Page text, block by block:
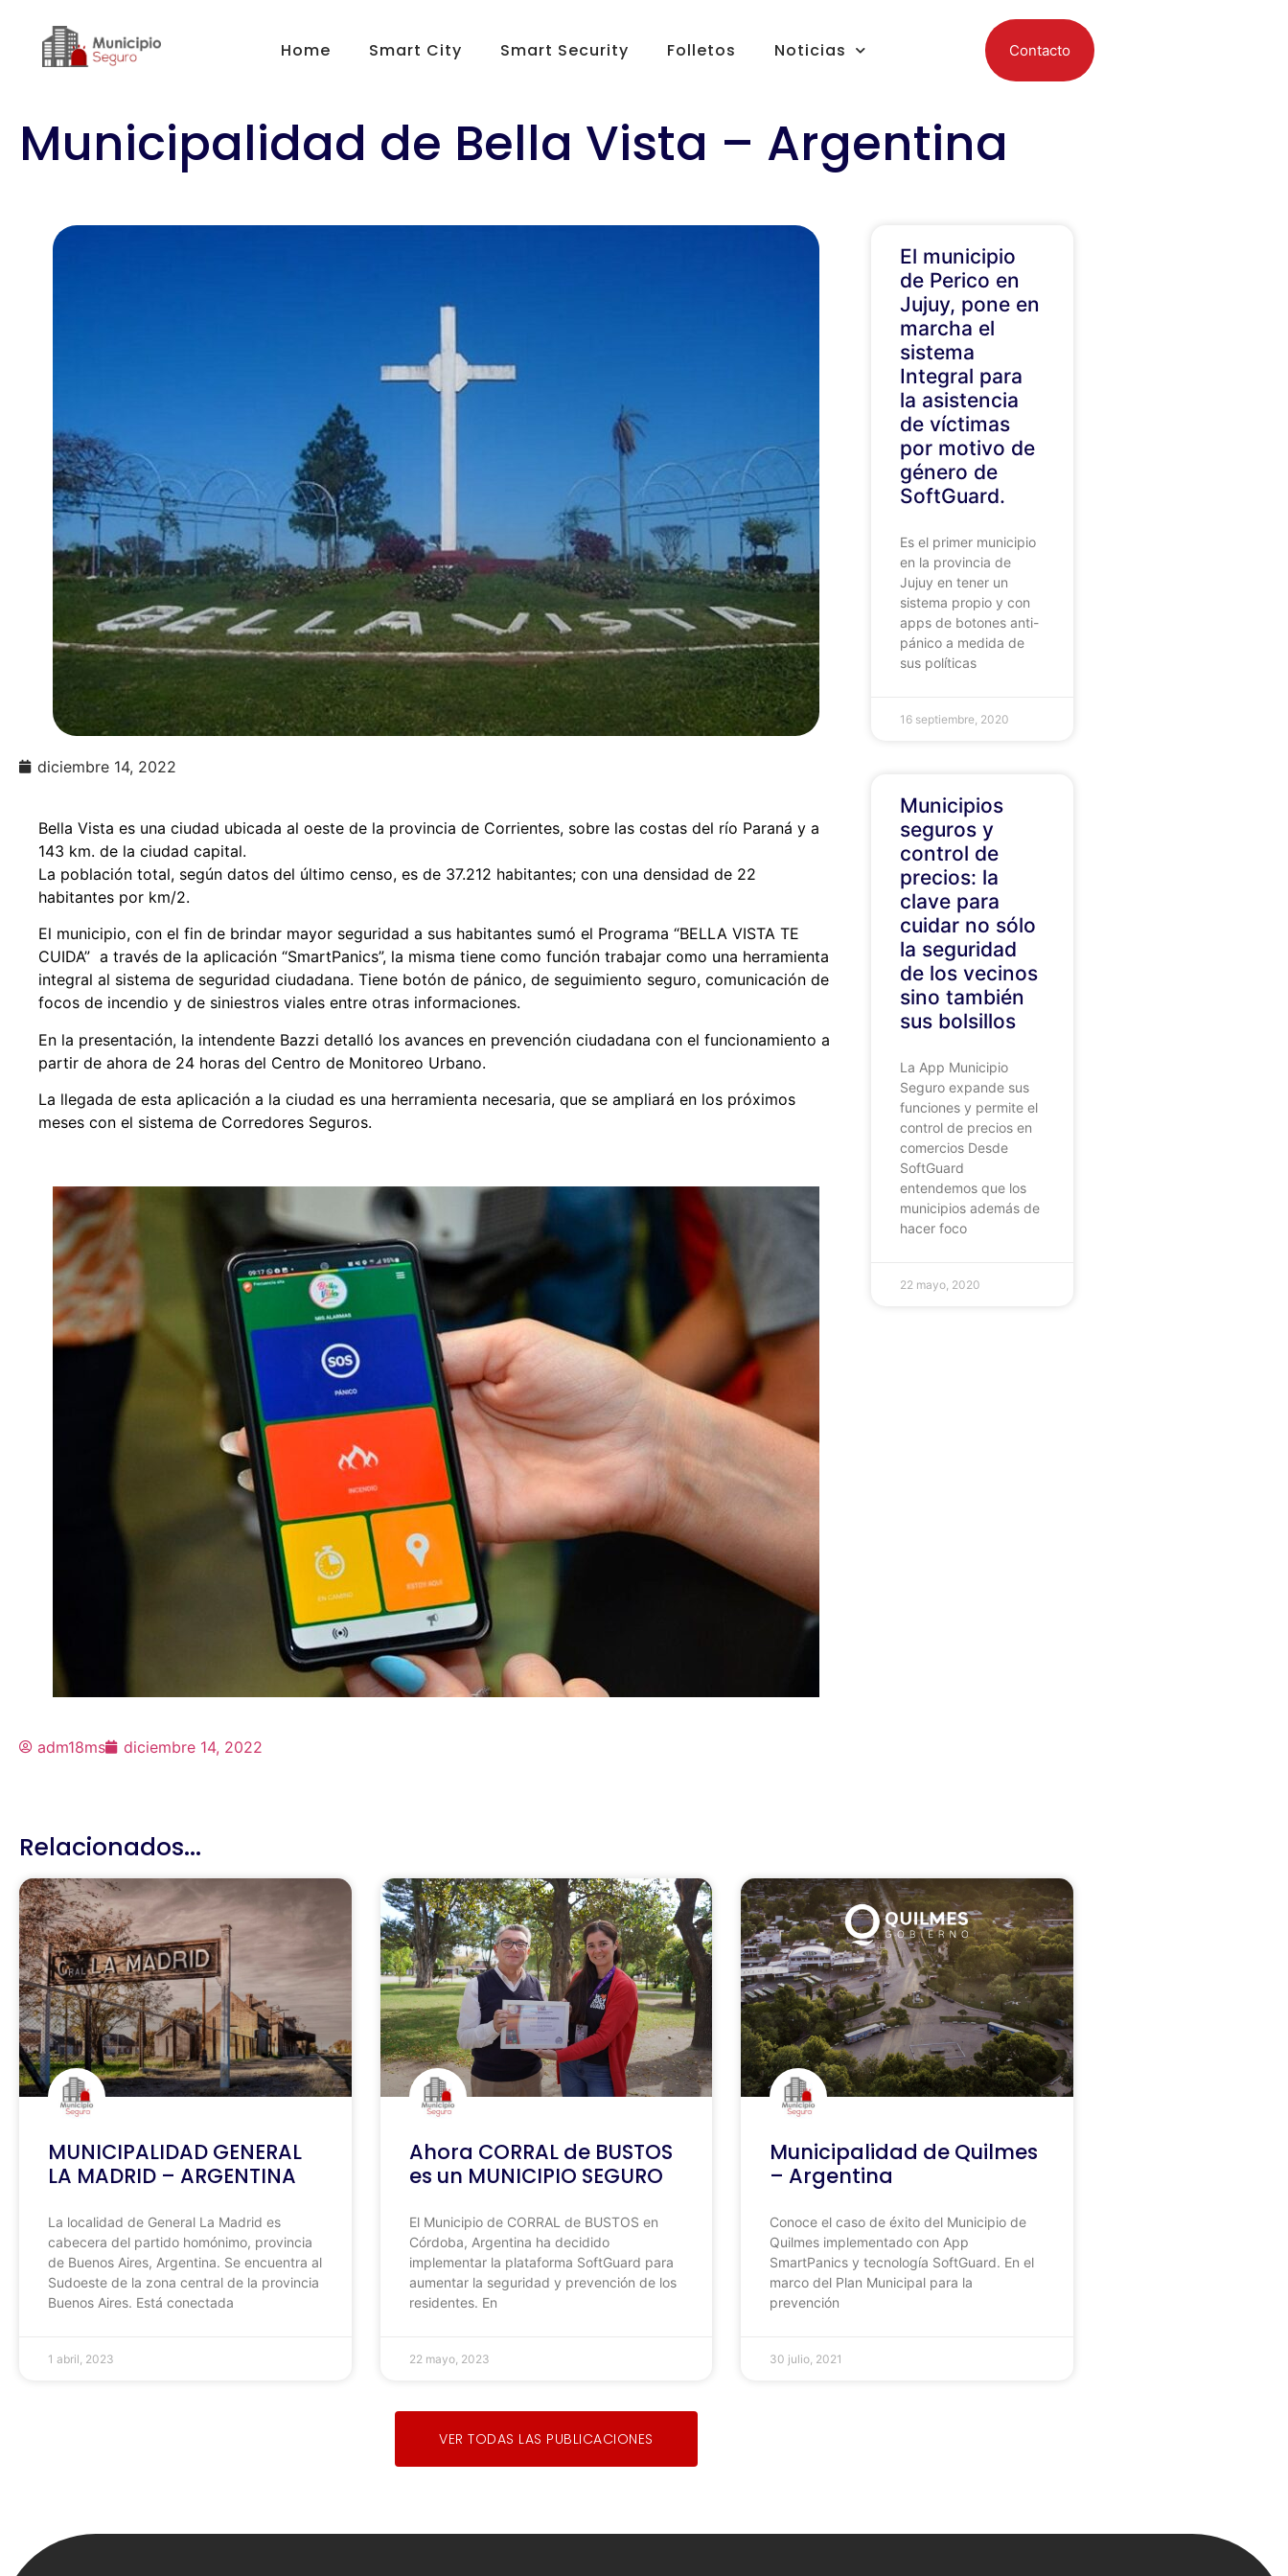
Home Smart City Smart Security Folletos Noticias Contacto
Municipalidad de Bella Vista – Argentina
diciembre 14, 2022
Bella Vista es una ciudad ubicada al oeste de la provincia de Corrientes, sobre las costas del río Paraná y a
143 km. de la ciudad capital.
La población total, según datos del último censo, es de 37.212 habitantes; con una densidad de 22
habitantes por km/2.
El municipio, con el fin de brindar mayor seguridad a sus habitantes sumó el Programa “BELLA VISTA TE
CUIDA” a través de la aplicación “SmartPanics”, la misma tiene como función trabajar como una herramienta
integral al sistema de seguridad ciudadana. Tiene botón de pánico, de seguimiento seguro, comunicación de
focos de incendio y de siniestros viales entre otras informaciones.
En la presentación, la intendente Bazzi detalló los avances en prevención ciudadana con el funcionamiento a
partir de ahora de 24 horas del Centro de Monitoreo Urbano.
La llegada de esta aplicación a la ciudad es una herramienta necesaria, que se ampliará en los próximos
meses con el sistema de Corredores Seguros.
adm18ms diciembre 14, 2022
El municipio
de Perico en
Jujuy, pone en
marcha el
sistema
Integral para
la asistencia
de víctimas
por motivo de
género de
SoftGuard.
Es el primer municipio
en la provincia de
Jujuy en tener un
sistema propio y con
apps de botones anti-
pánico a medida de
sus políticas
16 septiembre, 2020
Municipios
seguros y
control de
precios: la
clave para
cuidar no sólo
la seguridad
de los vecinos
sino también
sus bolsillos
La App Municipio
Seguro expande sus
funciones y permite el
control de precios en
comercios Desde
SoftGuard
entendemos que los
municipios además de
hacer foco
22 mayo, 2020
Relacionados...
MUNICIPALIDAD GENERAL
LA MADRID – ARGENTINA
La localidad de General La Madrid es
cabecera del partido homónimo, provincia
de Buenos Aires, Argentina. Se encuentra al
Sudoeste de la zona central de la provincia
Buenos Aires. Está conectada
1 abril, 2023
Ahora CORRAL de BUSTOS
es un MUNICIPIO SEGURO
El Municipio de CORRAL de BUSTOS en
Córdoba, Argentina ha decidido
implementar la plataforma SoftGuard para
aumentar la seguridad y prevención de los
residentes. En
22 mayo, 2023
Municipalidad de Quilmes
– Argentina
Conoce el caso de éxito del Municipio de
Quilmes implementado con App
SmartPanics y tecnología SoftGuard. En el
marco del Plan Municipal para la
prevención
30 julio, 2021
VER TODAS LAS PUBLICACIONES